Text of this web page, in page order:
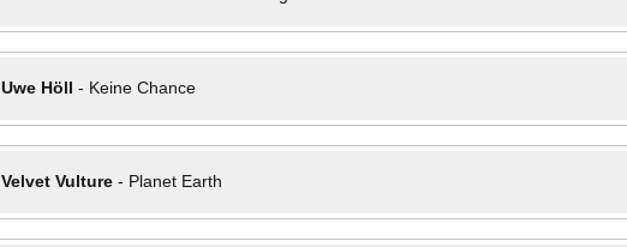
Uwe Höll - Keine Chance
Velvet Vulture- Planet Earth